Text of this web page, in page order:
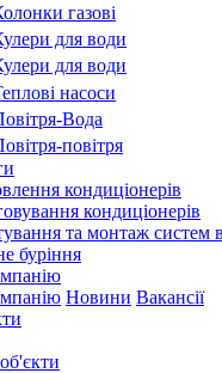
газові
для води
для води
насоси
Вода
повітря
кондиціонерів
кондиціонерів
та монтаж систем
буріння
Новини Вакансії